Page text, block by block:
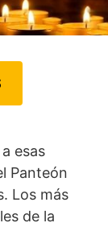
esas
Panteón
Los más
de la